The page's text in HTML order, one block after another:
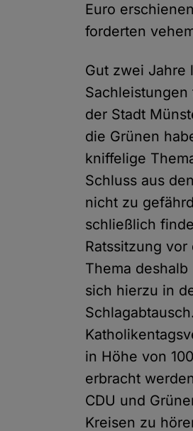
Euro
forderten
Gut zwei Jahre
der Stadt
die Grünen
kniffelige
Schluss aus
nicht zu
schließlich
Ratssitzung
Thema
sich hierzu in
in Höhe von
erbracht
CDU und
Kreisen zu